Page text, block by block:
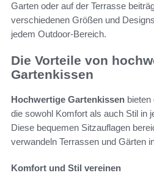
Garten oder auf der Terrasse
verschiedenen Größen und
jedem Outdoor-Bereich.
Die Vorteile von
Gartenkissen
Hochwertige Gartenkissen bieten
die sowohl Komfort als auch Stil in
Diese bequemen Sitzauflagen
verwandeln Terrassen und Gärten
Komfort und Stil vereinen